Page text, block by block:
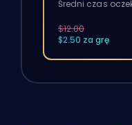
Średni czas
$12.00
$2.50 za grę